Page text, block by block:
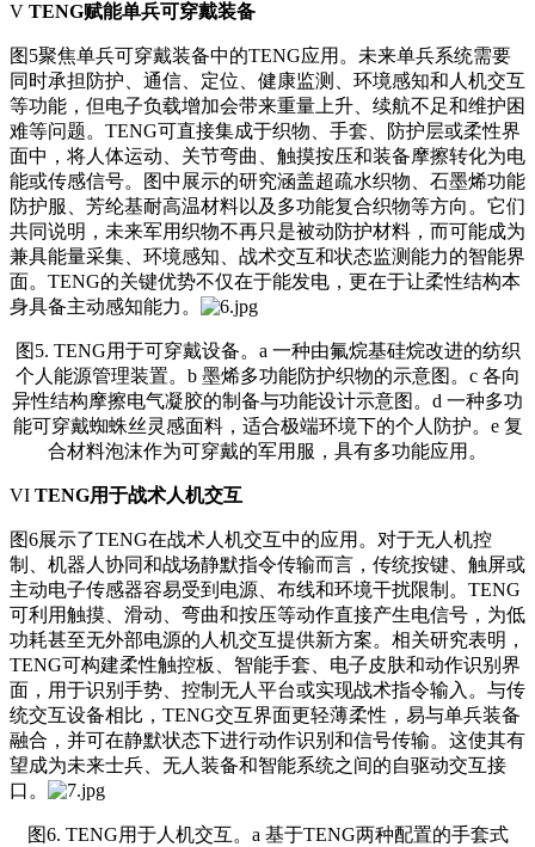
V TENG赋能单兵可穿戴装备
图5聚焦单兵可穿戴装备中的TENG应用。未来单兵系统需要
同时承担防护、通信、定位、健康监测、环境感知和人机交互
等功能，但电子负载增加会带来重量上升、续航不足和维护困
难等问题。TENG可直接集成于织物、手套、防护层或柔性界
面中，将人体运动、关节弯曲、触摸按压和装备摩擦转化为电
能或传感信号。图中展示的研究涵盖超疏水织物 、石墨烯功能
防护服、芳纶基耐高温材料以及多功能复合织物等方向。它们
共同说明，未来军用织物不再只是被动防护材料，而可能成为
兼具能量采集、环境感知、战术交互和状态监测能力的智能界
面。TENG的关键优势不仅在于能发电，更在于让柔性结构本
身具备主动感知能力。
图5. TENG用于可穿戴设备。a 一种由氟烷基硅烷改进的纺织
个人能源管理装置。b 墨烯多功能防护织物的示意图。c 各向
异性结构摩擦电气凝胶的制备与功能设计示意图。d 一种多功
能可穿戴蜘蛛丝灵感面料，适合极端环境下的个人防护。e 复
合材料泡沫作为可穿戴的军用服，具有多功能应用。
VI TENG用于战术人机交互
图6展示了TENG在战术人机交互中的应用。对于无人机控
制、机器人协同和战场静默指令传输而言，传统按键、触屏或
主动电子传感器容易受到电源、布线和环境干扰限制。TENG
可利用触摸、滑动、弯曲和按压等动作直接产生电信号，为低
功耗甚至无外部电源的人机交互提供新方案。相关研究表明，
TENG可构建柔性触控板、智能手套、电子皮肤和动作识别界
面，用于识别手势、控制无人平台或实现战术指令输入。与传
统交互设备相比，TENG交互界面更轻薄柔性，易与单兵装备
融合，并可在静默状态下进行动作识别和信号传输。这使其有
望成为未来士兵、无人装备和智能系统之间的自驱动交互接
口。
图6. TENG用于人机交互。a 基于TENG两种配置的手套式